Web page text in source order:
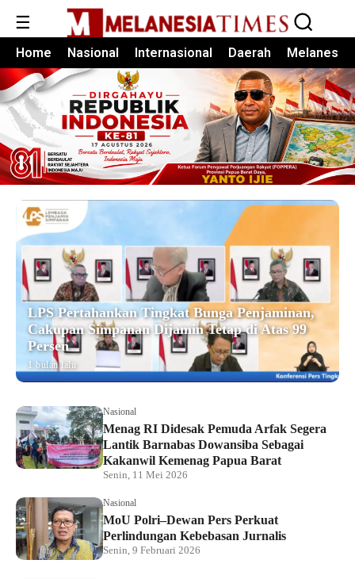
☰
Home Nasional Internasional Daerah Melanesia
LPS Pertahankan Tingkat Bunga Penjaminan,
Cakupan Simpanan Dijamin Tetap di Atas 99
Persen
1 bulan lalu
Nasional
Menag RI Didesak Pemuda Arfak Segera
Lantik Barnabas Dowansiba Sebagai
Kakanwil Kemenag Papua Barat
Senin, 11 Mei 2026
Nasional
MoU Polri–Dewan Pers Perkuat
Perlindungan Kebebasan Jurnalis
Senin, 9 Februari 2026